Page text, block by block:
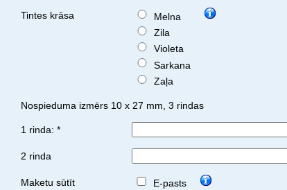
Tintes krāsa
Melna
Zila
Violeta
Sarkana
Zaļa
Nospieduma izmērs 10 x 27 mm, 3 rindas
1 rinda: *
2 rinda
Maketu sūtīt
E-pasts